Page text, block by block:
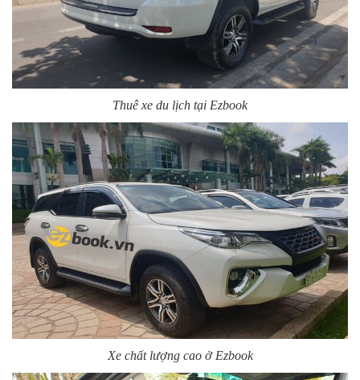
Thuê xe du lịch tại Ezbook
Xe chất lượng cao ở Ezbook